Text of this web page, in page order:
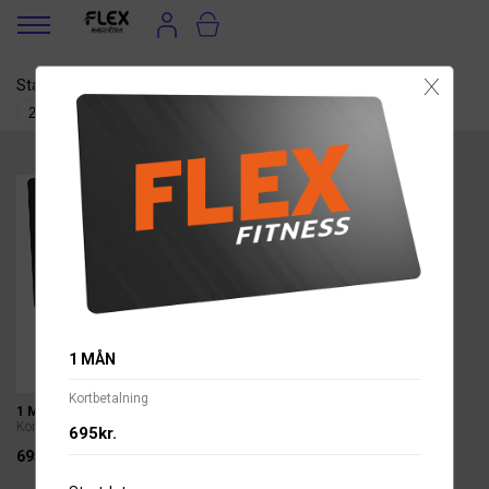
Startdatum
1 MÅN
Kortbetalning
695kr.
X
1 MÅN
Kortbetalning
695kr.